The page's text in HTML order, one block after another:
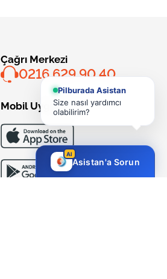
Çağrı Merkezi
0216 629 90 40
Mobil Uygulama
Pilburada Asistan
Size nasıl yardımcı
olabilirim?
AI
Asistan'a Sorun